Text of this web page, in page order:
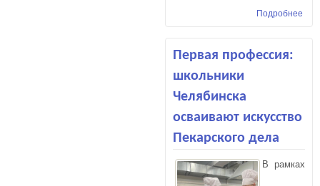
Подробнее
Первая профессия:
школьники
Челябинска
осваивают искусство
Пекарского дела
В рамках